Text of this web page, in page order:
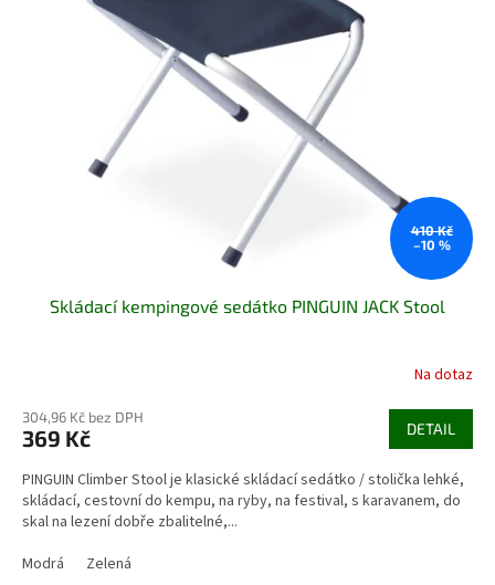
410 Kč
–10 %
Skládací kempingové sedátko PINGUIN JACK Stool
Na dotaz
304,96 Kč bez DPH
369 Kč DETAIL
PINGUIN Climber Stool je klasické skládací sedátko / stolička lehké,
skládací, cestovní do kempu, na ryby, na festival, s karavanem, do
skal na lezení dobře zbalitelné,...
Modrá
Zelená